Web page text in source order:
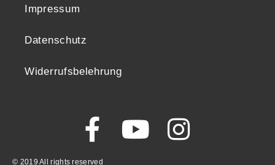
Impressum
Datenschutz
Widerrufsbelehrung
© 2019 All rights reserved